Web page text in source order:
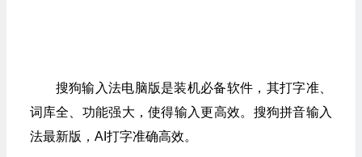
搜狗输入法电脑版是装机必备软件，其打字准、
词库全、功能强大，使得输入更高效。搜狗拼音输入
法最新版，AI打字准确高效。